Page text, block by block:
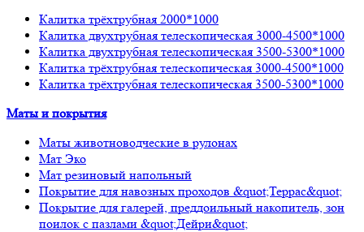
Калитка трёхтрубная 2000*1000
Калитка двухтрубная телескопическая 3000-4500*1000
Калитка двухтрубная телескопическая 3500-5300*1000
Калитка трёхтрубная телескопическая 3000-4500*1000
Калитка трёхтрубная телескопическая 3500-5300*1000
Маты и покрытия
Маты животноводческие в рулонах
Мат Эко
Мат резиновый напольный
Покрытие для навозных проходов &quot;Террас&quot;
Покрытие для галерей, преддоильный накопитель, зон
поилок с пазлами &quot;Дейри&quot;